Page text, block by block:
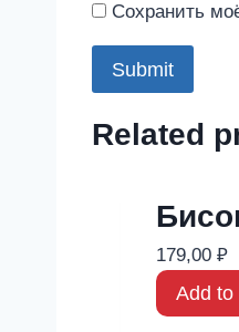
Сохранить
Related
179,00 ₽
Add to